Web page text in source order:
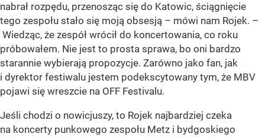
nabrał rozpędu, przenosząc się do Katowic, ściągnięcie
tego zespołu stało się moją obsesją – mówi nam Rojek. –
Wiedząc, że zespół wrócił do koncertowania, co roku
próbowałem. Nie jest to prosta sprawa, bo oni bardzo
starannie wybierają propozycje. Zarówno jako fan, jak
i dyrektor festiwalu jestem podekscytowany tym, że MBV
pojawi się wreszcie na OFF Festivalu.
Jeśli chodzi o nowicjuszy, to Rojek najbardziej czeka
na koncerty punkowego zespołu Metz i bydgoskiego